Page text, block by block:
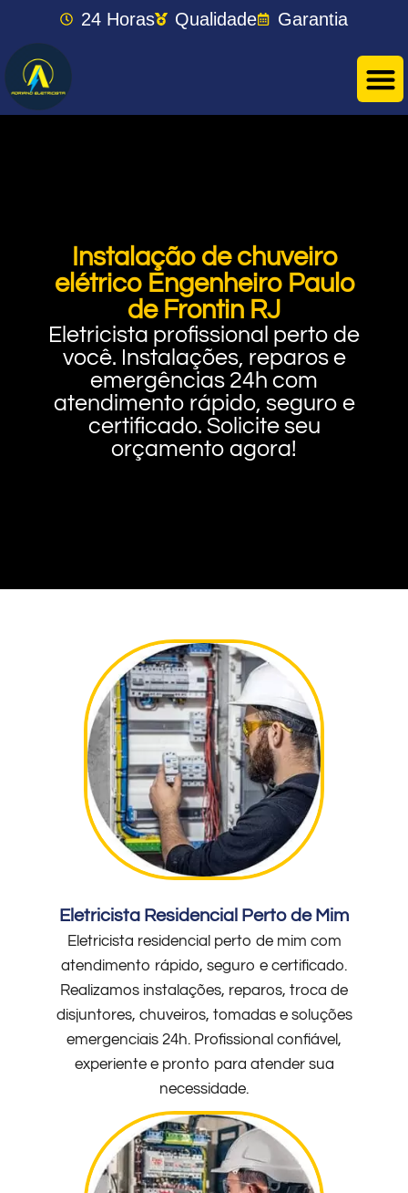
24 Horas Qualidade Garantia
Instalação de chuveiro
elétrico Engenheiro Paulo
de Frontin RJ
Eletricista profissional perto de
você. Instalações, reparos e
emergências 24h com
atendimento rápido, seguro e
certificado. Solicite seu
orçamento agora!
Eletricista Residencial Perto de Mim
Eletricista residencial perto de mim com
atendimento rápido, seguro e certificado.
Realizamos instalações, reparos, troca de
disjuntores, chuveiros, tomadas e soluções
emergenciais 24h. Profissional confiável,
experiente e pronto para atender sua
necessidade.